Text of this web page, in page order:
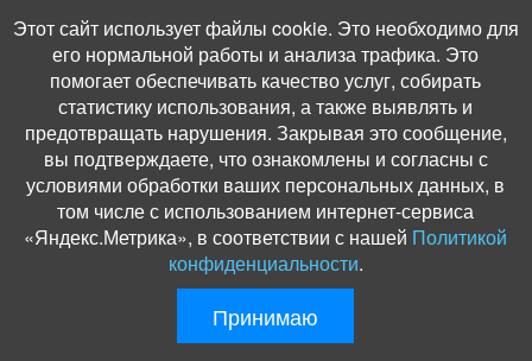
размере, - наказываются лишением свободы на
срок до восьми лет с ограничением свободы, на
срок до двух лет либо без такового.
Этот сайт использует файлы cookie. Это необходимо для
его нормальной работы и анализа трафика. Это
помогает обеспечивать качество услуг, собирать
статистику использования, а также выявлять и
предотвращать нарушения. Закрывая это сообщение,
вы подтверждаете, что ознакомлены и согласны с
условиями обработки ваших персональных данных, в
том числе с использованием интернет-сервиса
«Яндекс.Метрика», в соответствии с нашей Политикой
конфиденциальности.
Принимаю